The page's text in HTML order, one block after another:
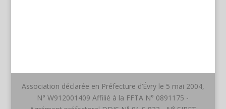
Association déclarée en Préfecture d’Évry le 5 mai 2004,
N° W912001409 Affilié à la FFTA N° 0891175 -